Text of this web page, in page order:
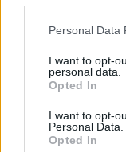
Please note that
not limited to your
grant or deny
use your data for
consent section.
Personal Data
I want to opt-
personal data.
Opted In
I want to opt-
Personal Data.
Opted In
Niccolò
startup
pro-
fintech,